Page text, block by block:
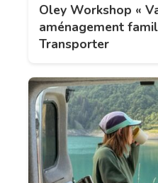
Oley Workshop «
aménagement
Transporter